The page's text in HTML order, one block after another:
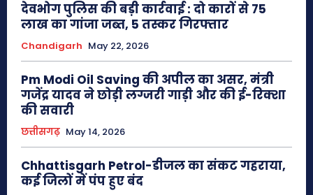
देवभोग पुलिस की बड़ी कार्रवाई : दो कारों से 75
लाख का गांजा जब्त, 5 तस्कर गिरफ्तार
Chandigarh May 22, 2026
Pm Modi Oil Saving की अपील का असर, मंत्री
गजेंद्र यादव ने छोड़ी लग्जरी गाड़ी और की ई-रिक्शा
की सवारी
छत्तीसगढ़ May 14, 2026
Chhattisgarh Petrol-डीजल का संकट गहराया,
कई जिलों में पंप हुए बंद